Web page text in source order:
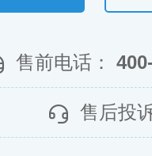
售前电话：
售后投